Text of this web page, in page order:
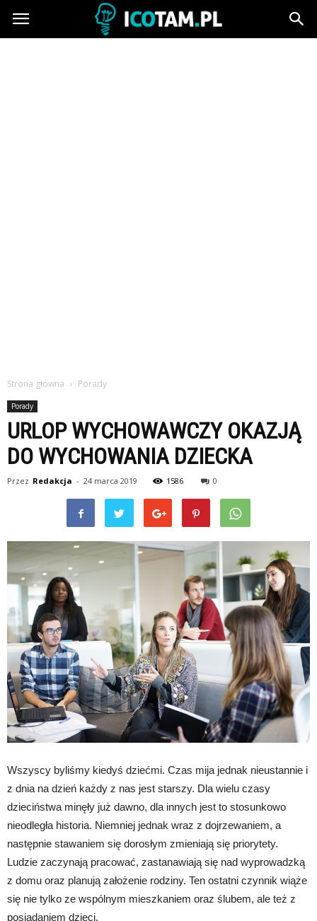
icotam.pl
Strona główna Porady
Porady
URLOP WYCHOWAWCZY OKAZJĄ
DO WYCHOWANIA DZIECKA
Przez Redakcja - 24 marca 2019 1586 0
Wszyscy byliśmy kiedyś dziećmi. Czas mija jednak nieustannie i
z dnia na dzień każdy z nas jest starszy. Dla wielu czasy
dzieciństwa minęły już dawno, dla innych jest to stosunkowo
nieodległa historia. Niemniej jednak wraz z dojrzewaniem, a
następnie stawaniem się dorosłym zmieniają się priorytety.
Ludzie zaczynają pracować, zastanawiają się nad wyprowadzką
z domu oraz planują założenie rodziny. Ten ostatni czynnik wiąże
się nie tylko ze wspólnym mieszkaniem oraz ślubem, ale też z
posiadaniem dzieci.